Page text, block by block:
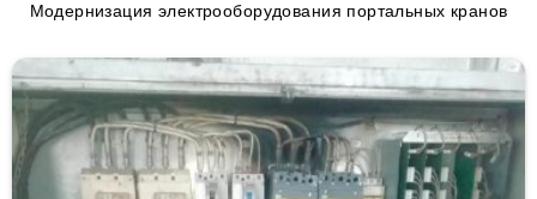
Модернизация электрооборудования портальных кранов